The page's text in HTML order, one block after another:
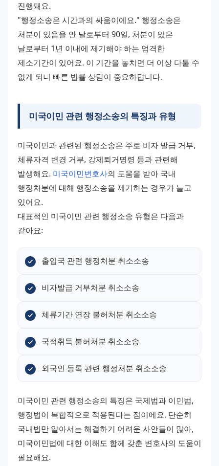
진행돼요.
"행정소송은 시간과의 싸움이에요." 행정소송은
처분이 있음을 안 날로부터 90일, 처분이 있은
날로부터 1년 이내에 제기해야 하는 엄격한
제소기간이 있어요. 이 기간을 놓치면 더 이상 다툴 수
없게 되니 빠른 법률 상담이 중요하답니다.
미국이민 관련 행정소송의 특징과 유형
미국이민과 관련된 행정소송은 주로 비자 발급 거부,
체류자격 변경 거부, 강제퇴거명령 등과 관련해
발생해요. 미국이민변호사의 도움을 받아 국내
행정처분에 대해 행정소송을 제기하는 경우가 늘고
있어요.
대표적인 미국이민 관련 행정소송 유형은 다음과
같아요:
출입국 관련 행정처분 취소소송
비자발급 거부처분 취소소송
체류기간 연장 불허처분 취소소송
국적취득 불허처분 취소소송
외국인 등록 관련 행정처분 취소소송
미국이민 관련 행정소송의 특징은 국제법과 이민법,
행정법이 복합적으로 적용된다는 점이에요. 단순히
국내법만 알아서는 해결하기 어려운 사안들이 많아,
미국이민법에 대한 이해도 함께 갖춘 변호사의 도움이
필요해요.